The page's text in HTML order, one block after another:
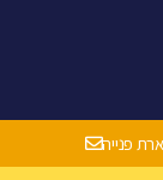
פנייה